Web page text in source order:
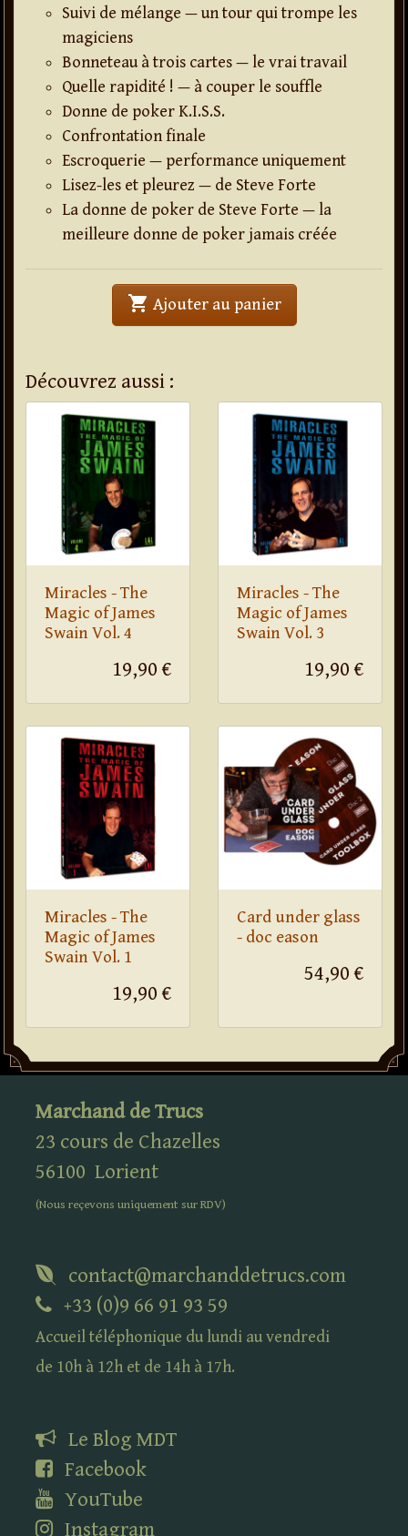
Suivi de mélange — un tour qui trompe les
magiciens
Bonneteau à trois cartes — le vrai travail
Quelle rapidité ! — à couper le souffle
Donne de poker K.I.S.S.
Confrontation finale
Escroquerie — performance uniquement
Lisez-les et pleurez — de Steve Forte
La donne de poker de Steve Forte — la
meilleure donne de poker jamais créée
shopping_cart Ajouter au panier' . Miracles - The
Découvrez aussi :
Miracles - The
Magic of James
Swain Vol. 4
19,90 €
Miracles - The
Magic of James
Swain Vol. 3
19,90 €
Miracles - The
Magic of James
Swain Vol. 1
19,90 €
Card under glass
- doc eason
54,90 €
Marchand de Trucs
23 cours de Chazelles
56100 Lorient
(Nous reçevons uniquement surRDV)
contact@marchanddetrucs.com
+33 (0)9 66 91 93 59
Accueil téléphonique du lundi au vendredi
de 10h à 12h et de 14h à 17h.
Le Blog MDT
Facebook
YouTube
Instagram